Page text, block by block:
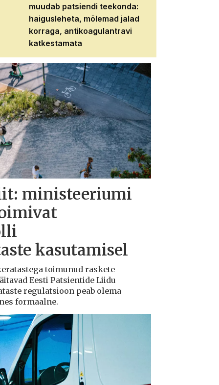
muudab patsiendi teekonda:
haigusleheta, mõlemad jalad
korraga, antikoagulantravi
katkestamata
ministeeriumi
kasutamisel
toimunud raskete
Eesti Patsientide Liidu
regulatsioon peab olema
formaalne.